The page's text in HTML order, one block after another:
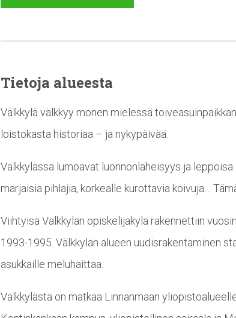
Tietoja alueesta
Välkkylä välkkyy monen mielessä
loistokasta historiaa – ja nykypäivää.
Välkkylässä lumoavat luonnonläheisyys ja
marjaisia pihlajia, korkealle kurottavia koivuja…
Viihtyisä Välkkylän opiskelijakylä rakennettiin
1993-1995. Välkkylän alueen uudisrakentaminen
asukkaille meluhaittaa.
Välkkylästä on matkaa Linnanmaan